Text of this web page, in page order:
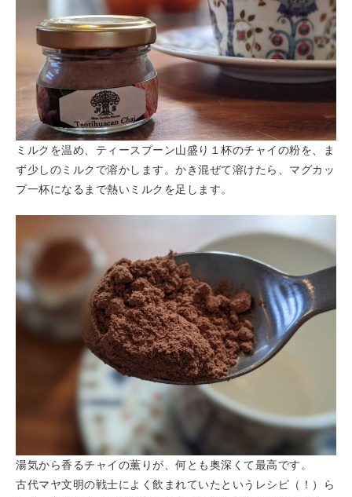
ミルクを温め、ティースプーン山盛り１杯のチャイの粉を、ま
ず少しのミルクで溶かします。かき混ぜて溶けたら、マグカッ
プ一杯になるまで熱いミルクを足します。
湯気から香るチャイの薫りが、何とも奥深くて最高です。
古代マヤ文明の戦士によく飲まれていたというレシピ（！）ら